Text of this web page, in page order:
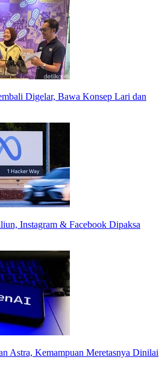
Digelar, Bawa Konsep Lari dan
Instagram & Facebook Dipaksa
Astra, Kemampuan Meretasnya Dinilai